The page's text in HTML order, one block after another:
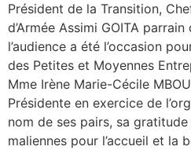
Président de la Transition,
d’Armée Assimi GOITA parrain
l’audience a été l’occasion
des Petites et Moyennes
Mme Irène Marie-Cécile
Présidente en exercice de
nom de ses pairs, sa
maliennes pour l’accueil et la